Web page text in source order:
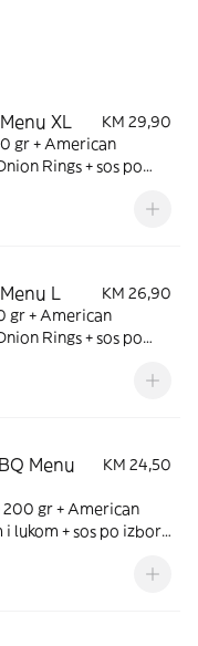
XL
KM 29,90
gr + American
Rings + sos po
L
KM 26,90
gr + American
Rings + sos po
Menu
KM 24,50
200 gr + American
i lukom + sos po izboru